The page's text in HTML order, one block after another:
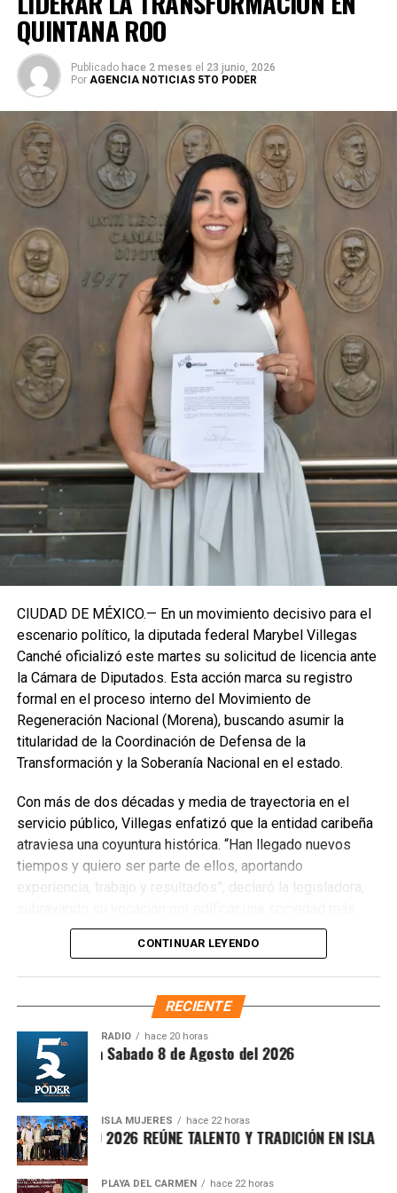
Durante su encargo en la Cámara Alta, Gino Segura centró
su agenda legislativa en iniciativas orientadas a
robustecer el desarrollo económico, la sustentabilidad
turística y la equidad social. Sin embargo, enfatizó que la
coyuntura actual exige priorizar la organización comunitaria
para asegurar la continuidad del proyecto político en la
región sureste del país.
Con esta determinación, el senador abre una etapa
decisiva en su trayectoria pública, apostando por una
estrategia de cercanía ciudadana. Su retorno a Quintana
Roo busca garantizar la cohesión de las estructuras de
izquierda de cara a los próximos retos políticos. El relevo
institucional se procesará conforme a los tiempos legales
establecidos, manteniendo la continuidad de la
representación parlamentaria del estado.
Fuente: 5to Poder Agencia de Noticias
Recibe las noticias al instante
importantes de Quintana Roo directamente
en tu teléfono.
Unirme al canal de WhatsApp
QUINTANA ROO
Publicado hace 2 meses el 23 junio, 2026
Por AGENCIA NOTICIAS 5TO PODER
CIUDAD DE MÉXICO.— En un movimiento decisivo para el
escenario político, la diputada federal Marybel Villegas
Canché oficializó este martes su solicitud de licencia ante
la Cámara de Diputados. Esta acción marca su registro
formal en el proceso interno del Movimiento de
Regeneración Nacional (Morena), buscando asumir la
titularidad de la Coordinación de Defensa de la
Transformación y la Soberanía Nacional en el estado.
Con más de dos décadas y media de trayectoria en el
servicio público, Villegas enfatizó que la entidad caribeña
atraviesa una coyuntura histórica. “Han llegado nuevos
tiempos y quiero ser parte de ellos, aportando
experiencia, trabajo y resultados”, declaró la legisladora,
justa, unida y equitativa.
priorizando la atención a sectores vulnerables. Asimismo,
es ampliamente reconocida por abanderar el fuerte
movimiento ciudadano contra la concesionaria Aguakan,
exigiendo soluciones definitivas al deficiente suministro
hídrico en los municipios de Benito Juárez, Isla Mujeres,
Playa del Carmen y Puerto Morelos.
Como figura fundadora de Morena en Quintana Roo,
Villegas ha respaldado el proyecto de Andrés Manuel
CONTINUAR LEYENDO
RECIENTE
RADIO hace 20 horas
Matutina Sabado 8 de Agosto del 2026
ISLA MUJERES hace 22 horas
ISLEÑO 2026 REÚNE TALENTO Y TRADICIÓN EN ISLA
PLAYA DEL CARMEN hace 22 horas